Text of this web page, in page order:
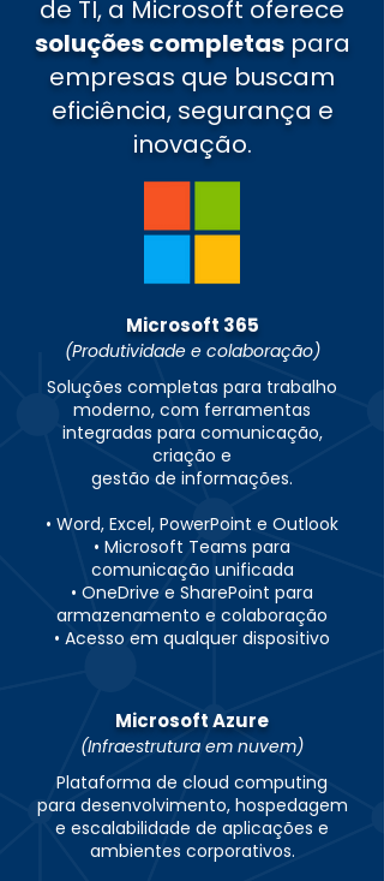
de TI, a Microsoft oferece
soluções completaspara
empresas que buscam
eficiência, segurança e
inovação.
Microsoft 365
(Produtividade e colaboração)
Soluções completas para trabalho
moderno, com ferramentas
integradas para comunicação,
criação e
gestão de informações.
• Word, Excel, PowerPoint e Outlook
• Microsoft Teams para
comunicação unificada
• OneDrive e SharePoint para
armazenamento e colaboração
• Acesso em qualquer dispositivo
Microsoft Azure
(Infraestrutura em nuvem)
Plataforma de cloud computing
para desenvolvimento, hospedagem
e escalabilidade de aplicações e
ambientes corporativos.